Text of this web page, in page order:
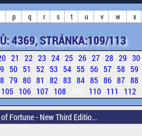
p q r s t u v w x
4369, STRÁNKA:109/113
21 22 23 24 25 26 27 28 29 30
50 51 52 53 54 55 56 57 58 59
79 80 81 82 83 84 85 86 87 88
105 106 107 108 110 111 112
Fortune - New Third Editio...